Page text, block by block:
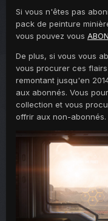
Si vous n'êtes pas
pack de peinture
vous pouvez vous
De plus, si vous vous
vous procurer ces
remontant jusqu'en
aux abonnés. Vous
collection et vous
offrir aux non-abonnés.